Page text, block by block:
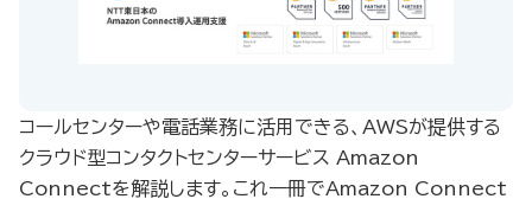
コールセンターや電話業務に活用できる、​AWSが提供する
クラウド型コンタクトセンターサービス ​Amazon
Connectを解説します。​これ一冊でAmazon Connect